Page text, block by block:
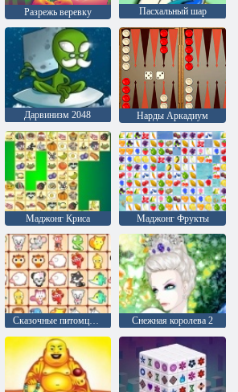
Разрежь веревку Пасхальный шар
Дарвинизм 2048 Нарды Аркадиум
Маджонг Криса Маджонг Фрукты
Сказочные питомцы связь Снежная королева 2